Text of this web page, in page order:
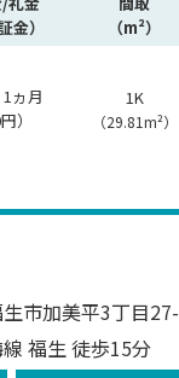
金）
（m²）
ヵ月
）
1K
（29.81m²）
市加美平3丁目
線 福生 徒歩15分